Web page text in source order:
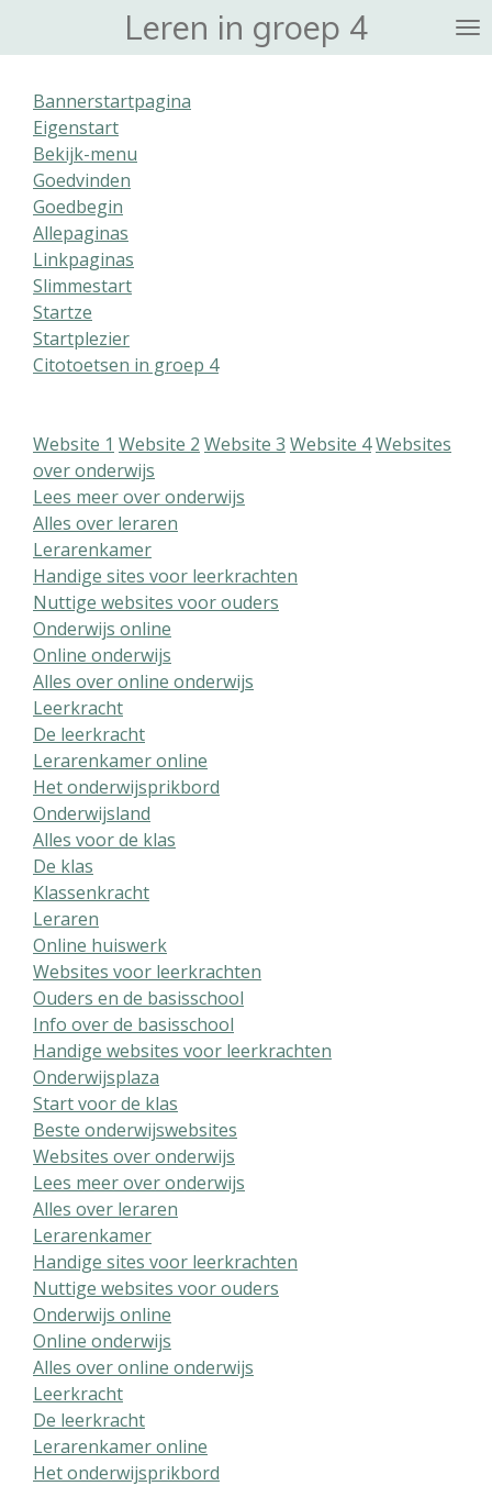
hoofdinhoud
Leren in groep 4
Bannerstartpagina
Eigenstart
Bekijk-menu
Goedvinden
Goedbegin
Allepaginas
Linkpaginas
Slimmestart
Startze
Startplezier
Citotoetsen in groep 4
Website 1 Website 2 Website 3 Website 4Websites
over onderwijs
Lees meer over onderwijs
Alles over leraren
Lerarenkamer
Handige sites voor leerkrachten
Nuttige websites voor ouders
Onderwijs online
Online onderwijs
Alles over online onderwijs
Leerkracht
De leerkracht
Lerarenkamer online
Het onderwijsprikbord
Onderwijsland
Alles voor de klas
De klas
Klassenkracht
Leraren
Online huiswerk
Websites voor leerkrachten
Ouders en de basisschool
Info over de basisschool
Handige websites voor leerkrachten
Onderwijsplaza
Start voor de klas
Beste onderwijswebsites
Websites over onderwijs
Lees meer over onderwijs
Alles over leraren
Lerarenkamer
Handige sites voor leerkrachten
Nuttige websites voor ouders
Onderwijs online
Online onderwijs
Alles over online onderwijs
Leerkracht
De leerkracht
Lerarenkamer online
Het onderwijsprikbord